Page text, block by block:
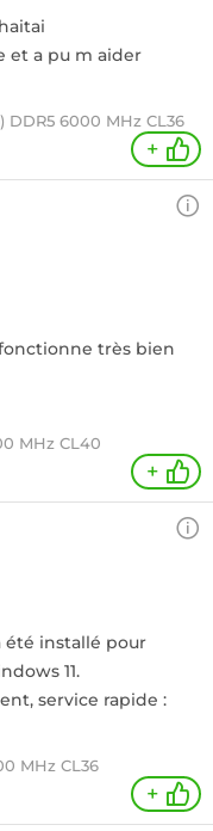
et a pu m aider
DDR5 6000 MHz CL36
+
très bien
MHz CL40
+
été installé pour
11.
service rapide :
MHz CL36
+